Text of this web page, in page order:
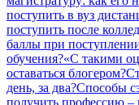
поступить в вуз
поступить после
баллы при
обучения?«С такими
оставаться блогером?
день, за два?Способы
получить профессию –